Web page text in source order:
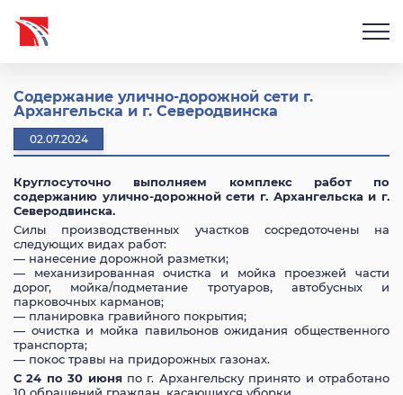
Содержание улично-дорожной сети г.
Архангельска и г. Северодвинска
02.07.2024
Круглосуточно выполняем комплекс работ по
содержанию улично-дорожной сети г. Архангельска и г.
Северодвинска.
Силы производственных участков сосредоточены на
следующих видах работ:
— нанесение дорожной разметки;
— механизированная очистка и мойка проезжей части
дорог, мойка/подметание тротуаров, автобусных и
парковочных карманов;
— планировка гравийного покрытия;
— очистка и мойка павильонов ожидания общественного
транспорта;
— покос травы на придорожных газонах.
С 24 по 30 июня по г. Архангельску принято и отработано